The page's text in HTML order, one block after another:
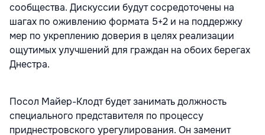
сообщества. Дискуссии будут сосредоточены на
шагах по оживлению формата 5+2 и на поддержку
мер по укреплению доверия в целях реализации
ощутимых улучшений для граждан на обоих берегах
Днестра.
Посол Майер-Клодт будет занимать должность
специального представителя по процессу
приднестровского урегулирования. Он заменит